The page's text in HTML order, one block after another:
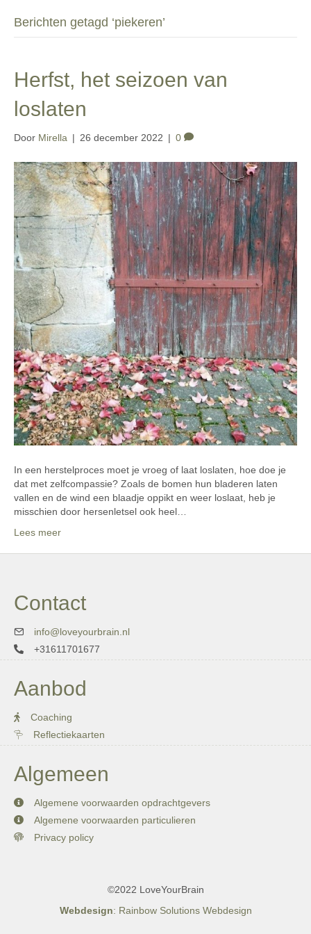
Berichten getagd ‘piekeren’
Herfst, het seizoen van
loslaten
Door Mirella | 26 december 2022 | 0
In een herstelproces moet je vroeg of laat loslaten, hoe doe je
dat met zelfcompassie? Zoals de bomen hun bladeren laten
vallen en de wind een blaadje oppikt en weer loslaat, heb je
misschien door hersenletsel ook heel…
Lees meer
Contact
info@loveyourbrain.nl
+31611701677
Aanbod
Coaching
Reflectiekaarten
Algemeen
Algemene voorwaarden opdrachtgevers
Algemene voorwaarden particulieren
Privacy policy
©2022 LoveYourBrain
Webdesign: Rainbow Solutions Webdesign